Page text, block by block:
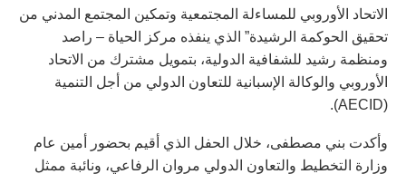
الاتحاد الأوروبي للمساءلة المجتمعية وتمكين المجتمع المدني من
تحقيق الحوكمة الرشيدة” الذي ينفذه مركز الحياة – راصد
ومنظمة رشيد للشفافية الدولية، بتمويل مشترك من الاتحاد
الأوروبي والوكالة الإسبانية للتعاون الدولي من أجل التنمية
(AECID).
‏وأكدت بني مصطفى، خلال الحفل الذي أقيم بحضور أمين عام
وزارة التخطيط والتعاون الدولي مروان الرفاعي، ونائبة ممثل